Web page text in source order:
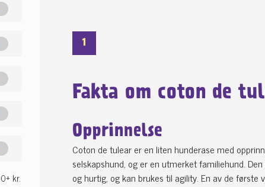
1
Fakta om coton de
Opprinnelse
Coton de tulear er en liten hunderase med
selskapshund, og er en utmerket familiehund.
og hurtig, og kan brukes til agility. En av de